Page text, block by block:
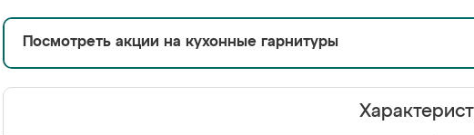
Посмотреть акции на кухонные гарнитуры